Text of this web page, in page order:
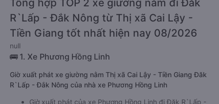
Tổng hợp TOP 2 xe giường nằm đi Đăk
R`Lấp - Đắk Nông từ Thị xã Cai Lậy -
Tiền Giang tốt nhất hiện nay 08/2026
null
🚌 1. Xe Phương Hồng Linh
Giờ xuất phát xe giường nằm Thị xã Cai Lậy - Tiền Giang Đăk
R`Lấp - Đắk Nông của nhà xe Phương Hồng Linh
Giờ xuất phát của xe Phương Hồng Linh đi Đăk R`Lấp -